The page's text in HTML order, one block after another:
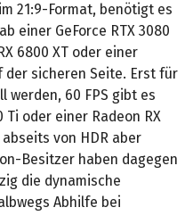
21:9-Format, benötigt es
einer GeForce RTX 3080
6800 XT oder einer
der sicheren Seite. Erst für
werden, 60 FPS gibt es
Ti oder einer Radeon RX
von HDR aber
Besitzer haben dagegen
die dynamische
Abhilfe bei